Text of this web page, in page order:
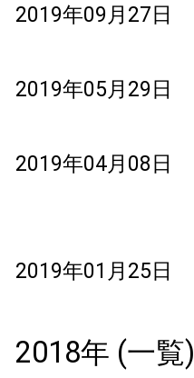
2019年09月27日
2019年05月29日
2019年04月08日
2019年01月25日
2018年 (一覧)